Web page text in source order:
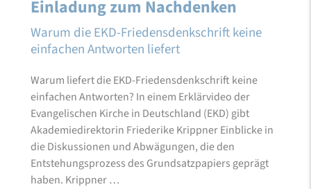
Einladung zum Nachdenken
Warum die EKD-Friedensdenkschrift keine
einfachen Antworten liefert
Warum liefert die EKD-Friedensdenkschrift keine
einfachen Antworten? In einem Erklärvideo der
Evangelischen Kirche in Deutschland (EKD) gibt
Akademiedirektorin Friederike Krippner Einblicke in
die Diskussionen und Abwägungen, die den
Entstehungsprozess des Grundsatzpapiers geprägt
haben. Krippner …